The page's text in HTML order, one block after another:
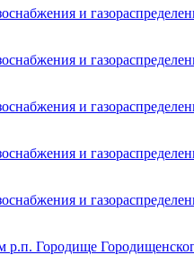
и
и
и
и
и
Городище